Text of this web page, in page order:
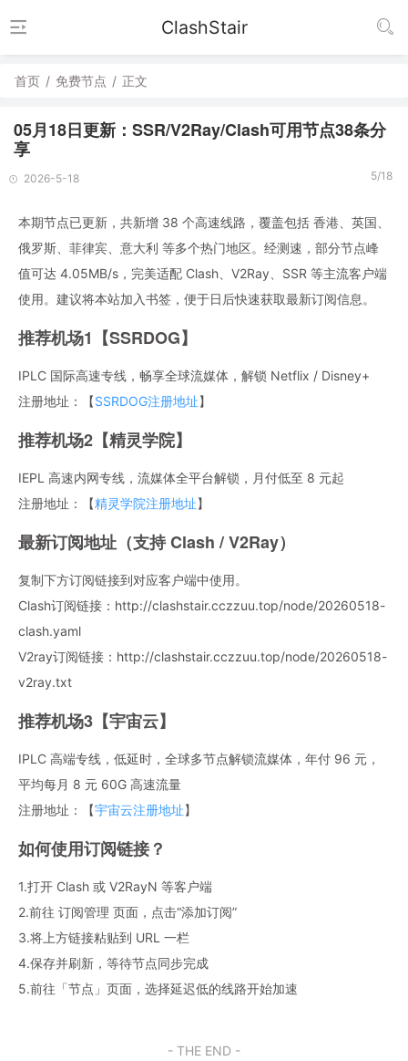
ClashStair
首页 / 免费节点 / 正文
05月18日更新：SSR/V2Ray/Clash可用节点38条分
享
2026-5-18 5/18
本期节点已更新，共新增 38 个高速线路，覆盖包括 香港、英国、
俄罗斯、菲律宾、意大利 等多个热门地区。经测速，部分节点峰
值可达 4.05MB/s，完美适配 Clash、V2Ray、SSR 等主流客户端
使用。建议将本站加入书签，便于日后快速获取最新订阅信息。
推荐机场1【SSRDOG】
IPLC 国际高速专线，畅享全球流媒体，解锁 Netflix / Disney+
注册地址：【SSRDOG注册地址】
推荐机场2【精灵学院】
IEPL 高速内网专线，流媒体全平台解锁，月付低至 8 元起
注册地址：【精灵学院注册地址】
最新订阅地址（支持 Clash / V2Ray）
复制下方订阅链接到对应客户端中使用。
Clash订阅链接：http://clashstair.cczzuu.top/node/20260518-
clash.yaml
V2ray订阅链接：http://clashstair.cczzuu.top/node/20260518-
v2ray.txt
推荐机场3【宇宙云】
IPLC 高端专线，低延时，全球多节点解锁流媒体，年付 96 元，
平均每月 8 元 60G 高速流量
注册地址：【宇宙云注册地址】
如何使用订阅链接？
1.打开 Clash 或 V2RayN 等客户端
2.前往 订阅管理 页面，点击“添加订阅”
3.将上方链接粘贴到 URL 一栏
4.保存并刷新，等待节点同步完成
5.前往「节点」页面，选择延迟低的线路开始加速
- THE END -